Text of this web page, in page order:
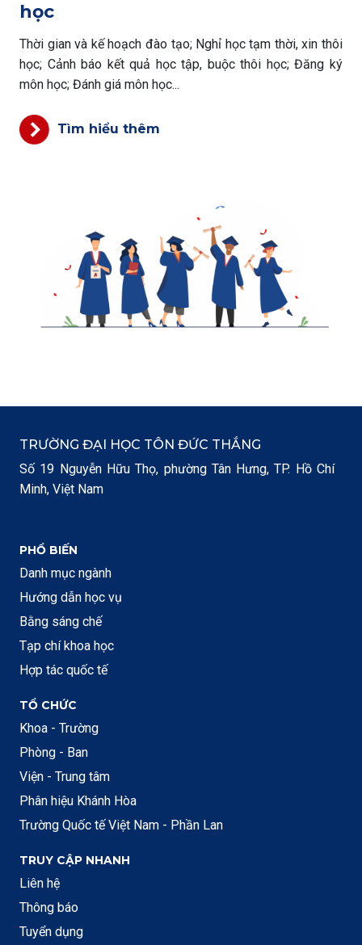
học
Thời gian và kế hoạch đào tạo; Nghỉ học tạm thời, xin thôi
học; Cảnh báo kết quả học tập, buộc thôi học; Đăng ký
môn học; Đánh giá môn học...
Tìm hiểu thêm
TRƯỜNG ĐẠI HỌC TÔN ĐỨC THẮNG
Số 19 Nguyễn Hữu Thọ, phường Tân Hưng, TP. Hồ Chí
Minh, Việt Nam
PHỔ BIẾN
Danh mục ngành
Hướng dẫn học vụ
Bằng sáng chế
Tạp chí khoa học
Hợp tác quốc tế
TỔ CHỨC
Khoa - Trường
Phòng - Ban
Viện - Trung tâm
Phân hiệu Khánh Hòa
Trường Quốc tế Việt Nam - Phần Lan
TRUY CẬP NHANH
Liên hệ
Thông báo
Tuyển dụng